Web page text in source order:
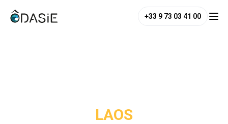
+33 9 73 03 41 00
LAOS